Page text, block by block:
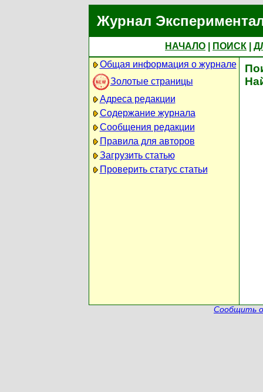
Журнал
НАЧАЛО ПОИСК
Общая информация о журнале
Золотые страницы
Адреса редакции
Содержание журнала
Сообщения редакции
Правила для авторов
Загрузить статью
Проверить статус статьи
Сообщить о